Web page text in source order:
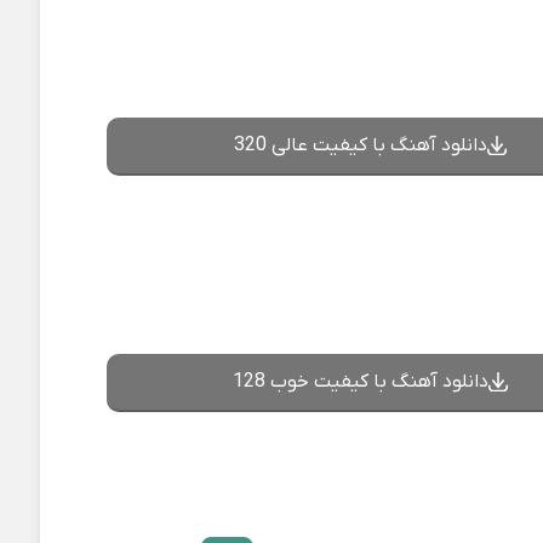
دانلود آهنگ با کیفیت عالی 320
دانلود آهنگ با کیفیت خوب 128